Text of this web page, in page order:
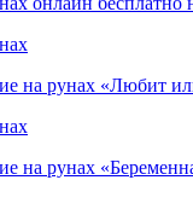
на рунах «Любит
на рунах